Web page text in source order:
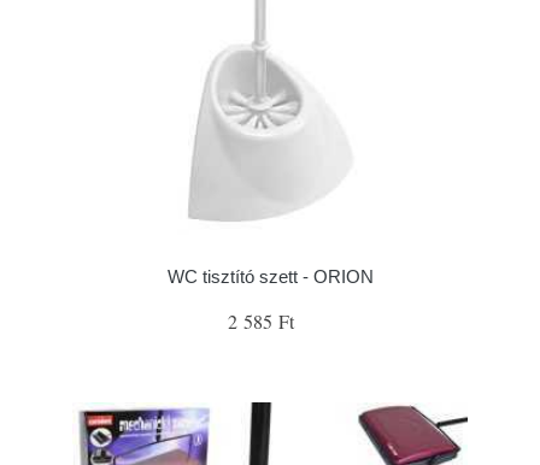
WC tisztító szett - ORION
2 585 Ft